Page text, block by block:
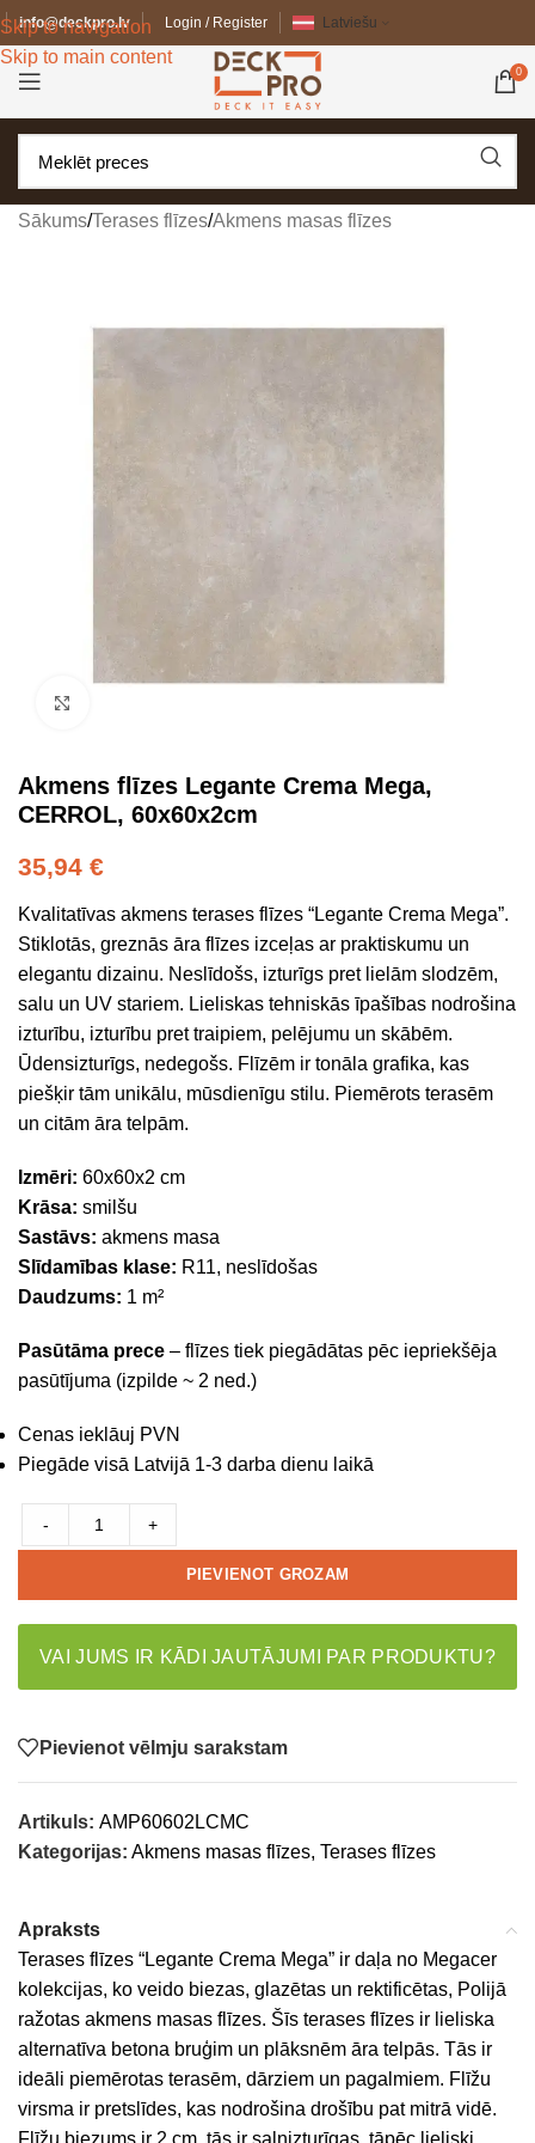
Skip to navigation
Skip to main content
info@deckpro.lv Login / Register Latviešu
0
Sākums/Terases flīzes/Akmens masas flīzes
Akmens flīzes Legante Crema Mega,
CERROL, 60x60x2cm
35,94 €
Kvalitatīvas akmens terases flīzes “Legante Crema Mega”.
Stiklotās, greznās āra flīzes izceļas ar praktiskumu un
elegantu dizainu. Neslīdošs, izturīgs pret lielām slodzēm,
salu un UV stariem. Lieliskas tehniskās īpašības nodrošina
izturību, izturību pret traipiem, pelējumu un skābēm.
Ūdensizturīgs, nedegošs. Flīzēm ir tonāla grafika, kas
piešķir tām unikālu, mūsdienīgu stilu. Piemērots terasēm
un citām āra telpām.
Izmēri: 60x60x2 cm
Krāsa: smilšu
Sastāvs: akmens masa
Slīdamības klase: R11, neslīdošas
Daudzums: 1 m²
Pasūtāma prece – flīzes tiek piegādātas pēc iepriekšēja
pasūtījuma (izpilde ~ 2 ned.)
Cenas ieklāuj PVN
Piegāde visā Latvijā 1-3 darba dienu laikā
- +
PIEVIENOT GROZAM
VAI JUMS IR KĀDI JAUTĀJUMI PAR PRODUKTU?
Pievienot vēlmju sarakstam
Artikuls: AMP60602LCMC
Kategorijas: Akmens masas flīzes, Terases flīzes
Apraksts
Terases flīzes “Legante Crema Mega” ir daļa no Megacer
kolekcijas, ko veido biezas, glazētas un rektificētas, Polijā
ražotas akmens masas flīzes. Šīs terases flīzes ir lieliska
alternatīva betona bruģim un plāksnēm āra telpās. Tās ir
ideāli piemērotas terasēm, dārziem un pagalmiem. Flīžu
virsma ir pretslīdes, kas nodrošina drošību pat mitrā vidē.
Flīžu biezums ir 2 cm, tās ir salnizturīgas, tāpēc lieliski